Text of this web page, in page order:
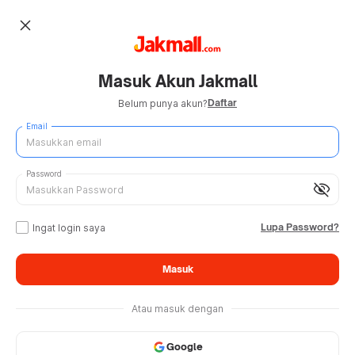
close
Masuk Akun Jakmall
Belum punya akun?Daftar
Email
visibility_off
Password
Ingat login saya Lupa Password?
Masuk
Atau masuk dengan
Google